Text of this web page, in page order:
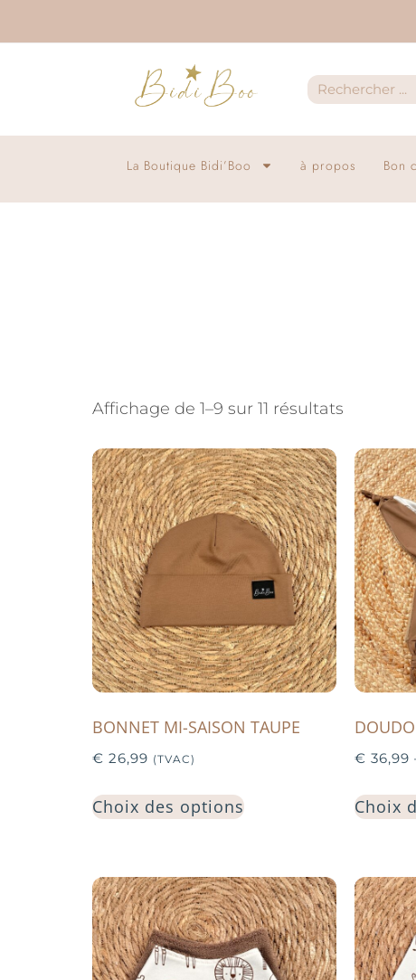
La Boutique Bidi’Boo à propos Bon
Affichage de 1–9 sur 11 résultats
BONNET MI-SAISON TAUPE
€ 26,99 (TVAC)
Choix des options
€ 36,99
Choix